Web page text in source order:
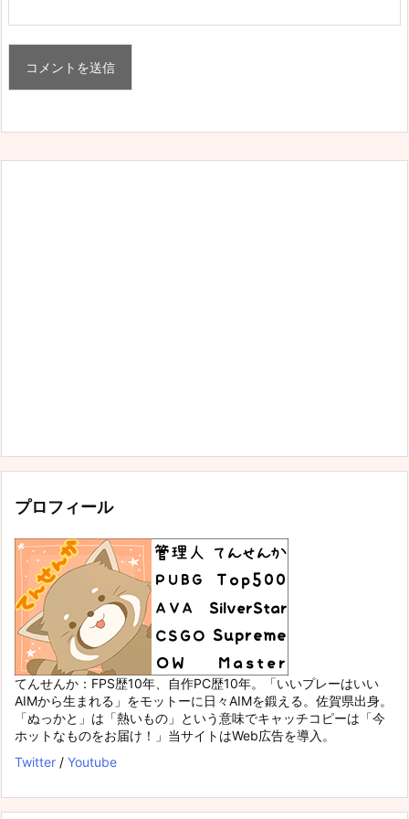
プロフィール
てんせんか：FPS歴10年、自作PC歴10年。「いいプレーはいい
AIMから生まれる」をモットーに日々AIMを鍛える。佐賀県出身。
「ぬっかと」は「熱いもの」という意味でキャッチコピーは「今
ホットなものをお届け！」当サイトはWeb広告を導入。
Twitter / Youtube